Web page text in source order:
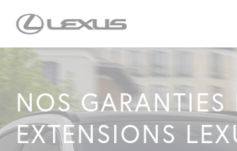
NOS GARANTIES
EXTENSIONS